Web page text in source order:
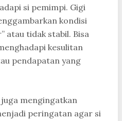
si pemimpi. Gigi
kondisi
atau tidak stabil. Bisa
kesulitan
pendapatan yang
mengingatkan
peringatan agar si